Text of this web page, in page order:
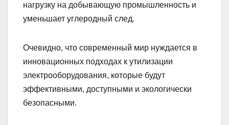
нагрузку на добывающую промышленность и
уменьшает углеродный след.
Очевидно, что современный мир нуждается в
инновационных подходах к утилизации
электрооборудования, которые будут
эффективными, доступными и экологически
безопасными.